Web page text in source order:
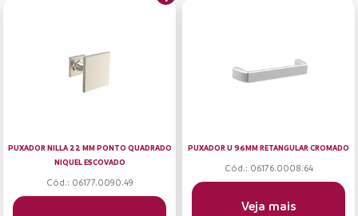
PUXADOR NILLA 22 MM PONTO QUADRADO
NIQUEL ESCOVADO
Cód.: 06177.0090.49
PUXADOR U 96MM RETANGULAR CROMADO
Cód.: 06176.0008.64
Veja mais